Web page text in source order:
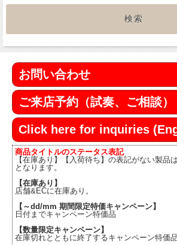
お問い合わせ
ご来店予約（試奏、ご相談）
Click here for inquiries
商品タイトルのステータス表記
【在庫あり】【入荷待ち】の表記がない製品
となります。
【在庫あり】
店舗&ECに在庫あり。
【～dd/mm 期間限定特価キャンペーン】
日付までキャンペーン特価品
【数量限定キャンペーン】
在庫切れとともに終了するキャンペーン特価品